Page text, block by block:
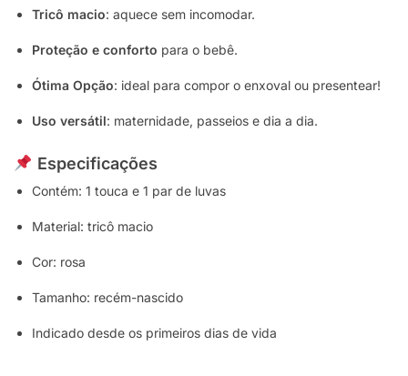
Tricô macio: aquece sem incomodar.
Proteção e conforto para o bebê.
Ótima Opção: ideal para compor o enxoval ou presentear!
Uso versátil: maternidade, passeios e dia a dia.
Especificações
Contém: 1 touca e 1 par de luvas
Material: tricô macio
Cor: rosa
Tamanho: recém-nascido
Indicado desde os primeiros dias de vida